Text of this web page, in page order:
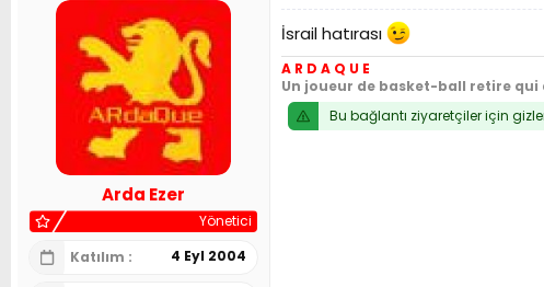
Arda Ezer
Yönetici
Katılım
4 Eyl 2004
İsrail hatırası
A R D A Q U E
Un joueur de basket-ball retire
Bu bağlantı ziyaretçiler için